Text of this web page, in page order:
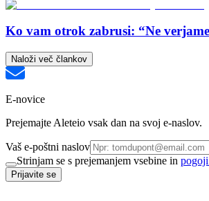
Ko vam otrok zabrusi: “Ne
Naloži več člankov
E-novice
Prejemajte Aleteio vsak dan na svoj e-naslov.
Vaš e-poštni naslov
Strinjam se s prejemanjem vsebine in
Prijavite se